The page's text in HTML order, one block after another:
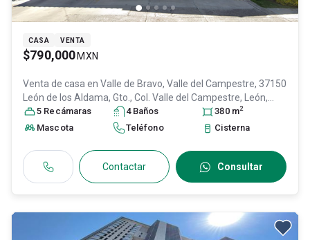
CASA VENTA
$790,000 MXN
Venta de casa en Valle de Bravo, Valle del Campestre, 37150
León de los Aldama, Gto., Col. Valle del Campestre,
León,
Guanajuato, México , C.P. 37150, ID: 30642264
5 Recámaras 4 Baños 380 m2
Mascota Teléfono Cisterna
Contactar Consultar